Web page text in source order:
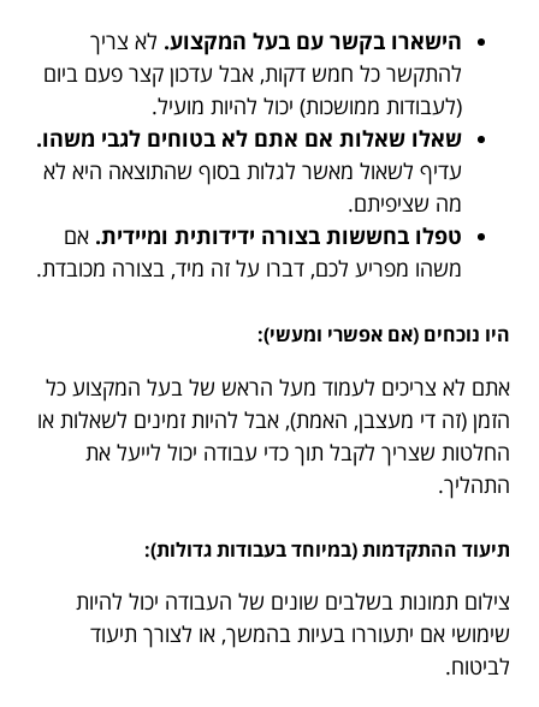
הישארו בקשר עם בעל המקצוע. לא צריך
להתקשר כל חמש דקות, אבל עדכון קצר פעם ביום
(לעבודות ממושכות) יכול להיות מועיל.
שאלו שאלות אם אתם לא בטוחים לגבי משהו.
עדיף לשאול מאשר לגלות בסוף שהתוצאה היא לא
מה שציפיתם.
טפלו בחששות בצורה ידידותית ומיידית. אם
משהו מפריע לכם, דברו על זה מיד, בצורה מכובדת.
היו נוכחים (אם אפשרי ומעשי):
אתם לא צריכים לעמוד מעל הראש של בעל המקצוע כל
הזמן (זה די מעצבן, האמת), אבל להיות זמינים לשאלות או
החלטות שצריך לקבל תוך כדי עבודה יכול לייעל את
התהליך.
תיעוד ההתקדמות (במיוחד בעבודות גדולות):
צילום תמונות בשלבים שונים של העבודה יכול להיות
שימושי אם יתעוררו בעיות בהמשך, או לצורך תיעוד
לביטוח.